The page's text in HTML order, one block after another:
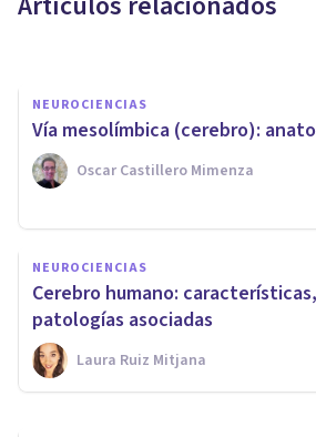
NEUROCIENCIAS
​Vía mesolímbica (cerebro):
Oscar Castillero Mimenza
NEUROCIENCIAS
Cerebro humano:
patologías asociadas
Laura Ruiz Mitjana
Áreas del cerebro
especializadas en
su ubicación y
Grecia Guzmán Martínez